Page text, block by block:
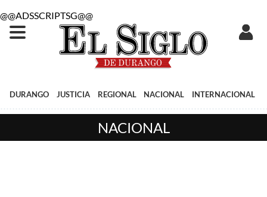
@@ADSSCRIPTSG@@
DURANGO JUSTICIA REGIONAL NACIONAL INTERNACIONAL
NACIONAL